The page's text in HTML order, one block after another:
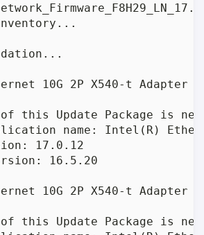
10G 2P X540-t Adapter
of this Update Package is
name: Intel(R)
17.0.12
16.5.20
10G 2P X540-t Adapter
of this Update Package is